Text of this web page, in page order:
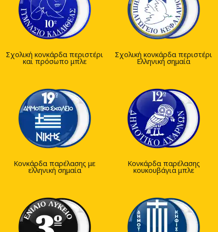
Σχολική κονκάρδα περιστέρι
και πρόσωπο μπλε
Σχολική κονκάρδα περιστέρι
Ελληνική σημαία
Κονκάρδα παρέλασης με
ελληνική σημαία
Κονκάρδα παρέλασης
κουκουβάγια μπλε